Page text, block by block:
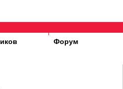
Форум